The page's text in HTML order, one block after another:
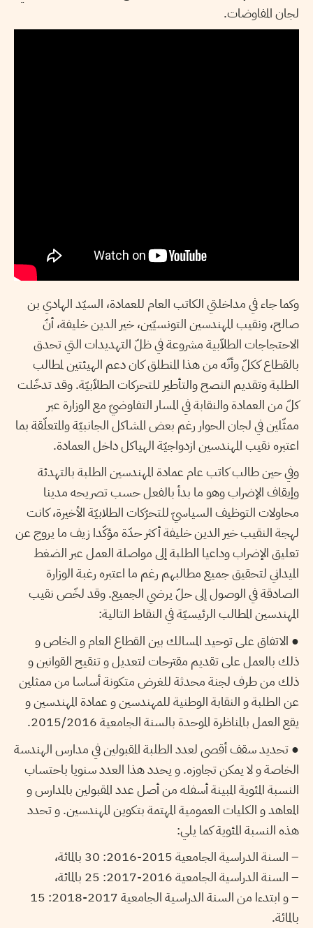
لجان المفاوضات.
وكما جاء في مداخلتي الكاتب العام للعمادة، السيّد الهادي بن
صالح، ونقيب المهندسين التونسيّين، خير الدين خليفة، أنّ
الاحتجاجات الطلاّبية مشروعة في ظلّ التهديدات التي تحدق
بالقطاع ككلّ وأنّه من هذا المنطلق كان دعم الهيئتين لمطالب
الطلبة وتقديم النصح والتأطير للتحركات الطلاّبيّة. وقد تدخّلت
كلّ من العمادة والنقابة في المسار التفاوضيّ مع الوزارة عبر
ممثّلين في لجان الحوار رغم بعض المشاكل الجانبيّة والمتعلّقة بما
اعتبره نقيب المهندسين ازدواجيّة الهياكل داخل العمادة.
وفي حين طالب كاتب عام عمادة المهندسين الطلبة بالتهدئة
وإيقاف الإضراب وهو ما بدأ بالفعل حسب تصريحه مدينا
محاولات التوظيف السياسيّ للتحرّكات الطلابيّة الأخيرة، كانت
لهجة النقيب خير الدين خليفة أكثر حدّة مؤكّدا زيف ما يروج عن
تعليق الإضراب وداعيا الطلبة إلى مواصلة العمل عبر الضغط
الميداني لتحقيق جميع مطالبهم رغم ما اعتبره رغبة الوزارة
الصادقة في الوصول إلى حلّ يرضي الجميع. وقد لخّص نقيب
المهندسين المطالب الرئيسيّة في النقاط التالية:
● الاتفاق على توحيد المسالك بين القطاع العام و الخاص و
ذلك بالعمل على تقديم مقترحات لتعديل و تنقيح القوانين و
ذلك من طرف لجنة محدثة للغرض متكونة أساسا من ممثلين
عن الطلبة و النقابة الوطنية للمهندسين و عمادة المهندسين و
يقع العمل بالمناظرة الموحدة بالسنة الجامعية 2015/2016.
● تحديد سقف أقصى لعدد الطلبة المقبولين في مدارس الهندسة
الخاصة و لا يمكن تجاوزه. و يحدد هذا العدد سنويا باحتساب
النسبة المئوية المبينة أسفله من أصل عدد المقبولين بالمدارس و
المعاهد و الكليات العمومية المهتمة بتكوين المهندسين. و تحدد
هذه النسبة المئوية كما يلي:
– السنة الدراسية الجامعية 2015-2016: 30 بالمائة،
– السنة الدراسية الجامعية 2016-2017: 25 بالمائة،
– و ابتدءا من السنة الدراسية الجامعية 2017-2018: 15
بالمائة.